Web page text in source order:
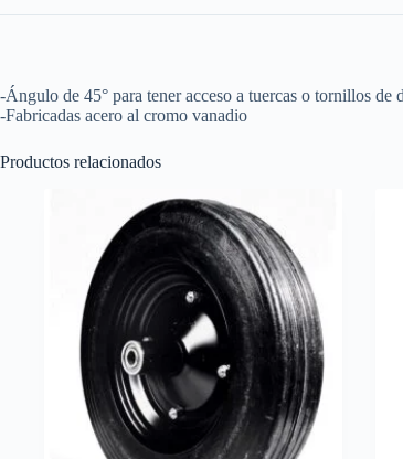
15/16"
cantidad
-Ángulo de 45° para tener acceso a tuercas o tornillos de
-Fabricadas acero al cromo vanadio
Productos relacionados